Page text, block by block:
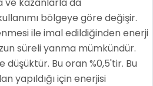
bölgeye göre değişir.
ile imal edildiğinden enerji
süreli yanma mümkündür.
düşüktür. Bu oran %0,5'tir. Bu
yapıldığı için enerjisi